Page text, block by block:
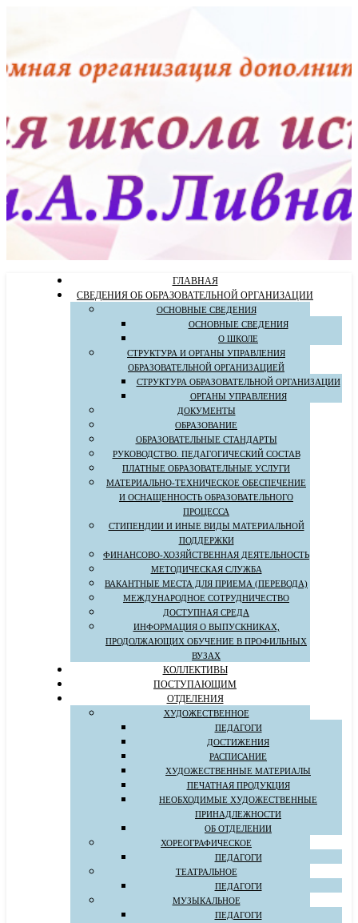
ГЛАВНАЯ
СВЕДЕНИЯ ОБ ОБРАЗОВАТЕЛЬНОЙ ОРГАНИЗАЦИИ
ОСНОВНЫЕ СВЕДЕНИЯ
ОСНОВНЫЕ СВЕДЕНИЯ
О ШКОЛЕ
СТРУКТУРА И ОРГАНЫ УПРАВЛЕНИЯ
ОБРАЗОВАТЕЛЬНОЙ ОРГАНИЗАЦИЕЙ
СТРУКТУРА ОБРАЗОВАТЕЛЬНОЙ ОРГАНИЗАЦИИ
ОРГАНЫ УПРАВЛЕНИЯ
ДОКУМЕНТЫ
ОБРАЗОВАНИЕ
ОБРАЗОВАТЕЛЬНЫЕ СТАНДАРТЫ
РУКОВОДСТВО. ПЕДАГОГИЧЕСКИЙ СОСТАВ
ПЛАТНЫЕ ОБРАЗОВАТЕЛЬНЫЕ УСЛУГИ
МАТЕРИАЛЬНО-ТЕХНИЧЕСКОЕ ОБЕСПЕЧЕНИЕ
И ОСНАЩЕННОСТЬ ОБРАЗОВАТЕЛЬНОГО
ПРОЦЕССА
СТИПЕНДИИ И ИНЫЕ ВИДЫ МАТЕРИАЛЬНОЙ
ПОДДЕРЖКИ
ФИНАНСОВО-ХОЗЯЙСТВЕННАЯ ДЕЯТЕЛЬНОСТЬ
МЕТОДИЧЕСКАЯ СЛУЖБА
ВАКАНТНЫЕ МЕСТА ДЛЯ ПРИЕМА (ПЕРЕВОДА)
МЕЖДУНАРОДНОЕ СОТРУДНИЧЕСТВО
ДОСТУПНАЯ СРЕДА
ИНФОРМАЦИЯ О ВЫПУСКНИКАХ,
ПРОДОЛЖАЮЩИХ ОБУЧЕНИЕ В ПРОФИЛЬНЫХ
ВУЗАХ
КОЛЛЕКТИВЫ
ПОСТУПАЮЩИМ
ОТДЕЛЕНИЯ
ХУДОЖЕСТВЕННОЕ
ПЕДАГОГИ
ДОСТИЖЕНИЯ
РАСПИСАНИЕ
ХУДОЖЕСТВЕННЫЕ МАТЕРИАЛЫ
ПЕЧАТНАЯ ПРОДУКЦИЯ
НЕОБХОДИМЫЕ ХУДОЖЕСТВЕННЫЕ
ПРИНАДЛЕЖНОСТИ
ОБ ОТДЕЛЕНИИ
ХОРЕОГРАФИЧЕСКОЕ
ПЕДАГОГИ
ТЕАТРАЛЬНОЕ
ПЕДАГОГИ
МУЗЫКАЛЬНОЕ
ПЕДАГОГИ